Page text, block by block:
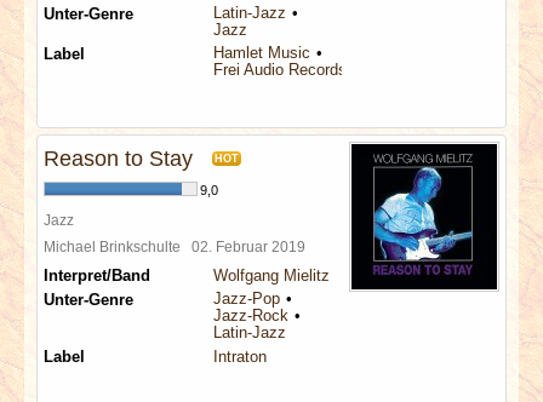
Unter-Genre
Latin-Jazz
Jazz
Label
Hamlet Music
Frei Audio Records
Reason to Stay HOT
9,0
Jazz
Michael Brinkschulte 02. Februar 2019
Interpret/Band
Wolfgang Mielitz
Unter-Genre
Jazz-Pop
Jazz-Rock
Latin-Jazz
Label
Intraton